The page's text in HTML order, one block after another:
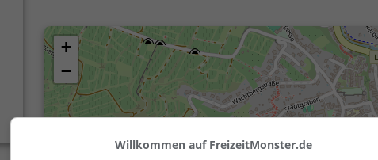
+
−
Willkommen auf FreizeitMonster.de